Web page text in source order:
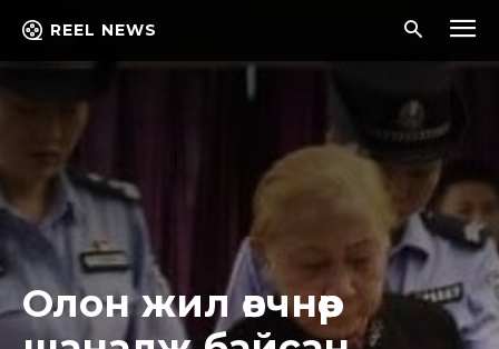
REEL NEWS
Олон жил өвчнөөр